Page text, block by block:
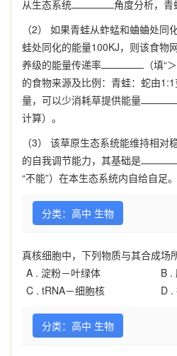
从生态系统
角度分析，青
（2） 如果青蛙从蚱蜢和蛐蛐处
蛙处同化的能量100KJ，则该食物
养级的能量传递率
（填“
的食物来源及比例：青蛙：蛇由
量，可以少消耗草提供能量
计算）。
（3） 该草原生态系统能维持相对
的自我调节能力，其基础是
“不能”）在本生态系统内自给自足。
分类：高中 生物
真核细胞中，下列物质与其合成场
A . 淀粉－叶绿体 B .
C . tRNA－细胞核 D .
分类：高中 生物